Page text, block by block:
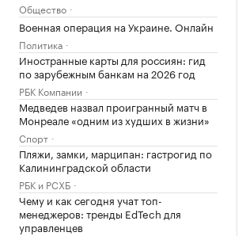
Общество
Военная операция на Украине. Онлайн
Политика
Иностранные карты для россиян: гид
по зарубежным банкам на 2026 год
РБК Компании
Медведев назвал проигранный матч в
Монреале «одним из худших в жизни»
Спорт
Пляжи, замки, марципан: гастрогид по
Калининградской области
РБК и РСХБ
Чему и как сегодня учат топ-
менеджеров: тренды EdTech для
управленцев